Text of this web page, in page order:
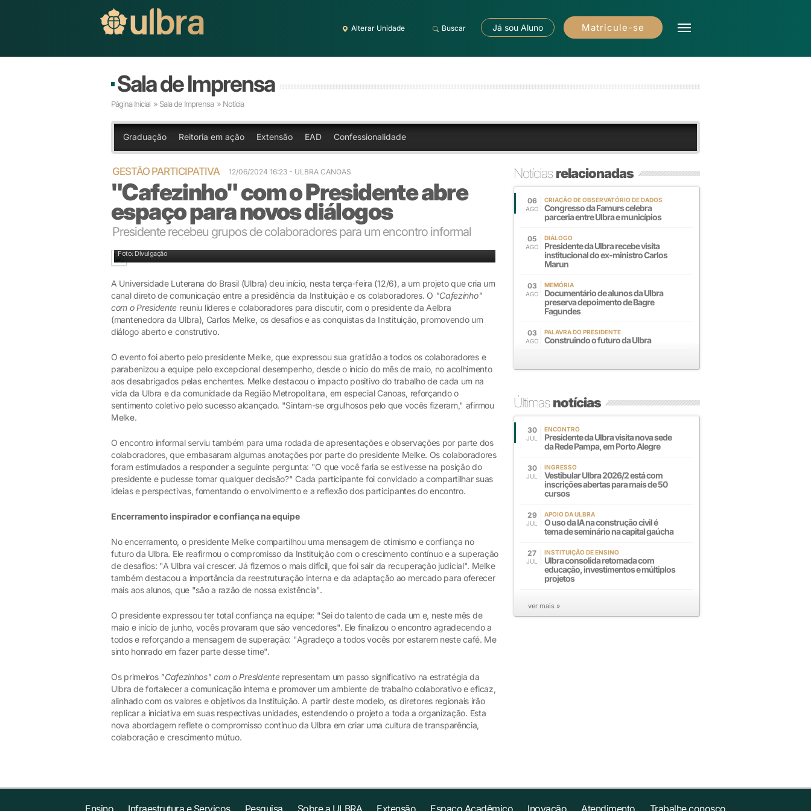
Alterar Unidade Buscar Já sou Aluno Matricule-se
Sala de Imprensa
Página Inicial » Sala de Imprensa » Notícia
Graduação Reitoria em ação Extensão EAD Confessionalidade
GESTÃO PARTICIPATIVA 12/06/2024 16:23 - ULBRA CANOAS
"Cafezinho" com o Presidente abre
espaço para novos diálogos
Presidente recebeu grupos de colaboradores para um encontro informal
Foto: Divulgação
A Universidade Luterana do Brasil (Ulbra) deu início, nesta terça-feira (12/6), a um projeto que cria um
canal direto de comunicação entre a presidência da Instituição e os colaboradores. O "Cafezinho"
com o Presidente reuniu líderes e colaboradores para discutir, com o presidente da Aelbra
(mantenedora da Ulbra), Carlos Melke, os desafios e as conquistas da Instituição, promovendo um
diálogo aberto e construtivo.
O evento foi aberto pelo presidente Melke, que expressou sua gratidão a todos os colaboradores e
parabenizou a equipe pelo excepcional desempenho, desde o início do mês de maio, no acolhimento
aos desabrigados pelas enchentes. Melke destacou o impacto positivo do trabalho de cada um na
vida da Ulbra e da comunidade da Região Metropolitana, em especial Canoas, reforçando o
sentimento coletivo pelo sucesso alcançado. "Sintam-se orgulhosos pelo que vocês fizeram," afirmou
Melke.
O encontro informal serviu também para uma rodada de apresentações e observações por parte dos
colaboradores, que embasaram algumas anotações por parte do presidente Melke. Os colaboradores
foram estimulados a responder a seguinte pergunta: "O que você faria se estivesse na posição do
presidente e pudesse tomar qualquer decisão?" Cada participante foi convidado a compartilhar suas
ideias e perspectivas, fomentando o envolvimento e a reflexão dos participantes do encontro.
Encerramento inspirador e confiança na equipe
No encerramento, o presidente Melke compartilhou uma mensagem de otimismo e confiança no
futuro da Ulbra. Ele reafirmou o compromisso da Instituição com o crescimento contínuo e a superação
de desafios: "A Ulbra vai crescer. Já fizemos o mais difícil, que foi sair da recuperação judicial". Melke
também destacou a importância da reestruturação interna e da adaptação ao mercado para oferecer
mais aos alunos, que "são a razão de nossa existência".
O presidente expressou ter total confiança na equipe: "Sei do talento de cada um e, neste mês de
maio e início de junho, vocês provaram que são vencedores". Ele finalizou o encontro agradecendo a
todos e reforçando a mensagem de superação: "Agradeço a todos vocês por estarem neste café. Me
sinto honrado em fazer parte desse time".
Os primeiros "Cafezinhos" com o Presidenterepresentam um passo significativo na estratégia da
Ulbra de fortalecer a comunicação interna e promover um ambiente de trabalho colaborativo e eficaz,
alinhado com os valores e objetivos da Instituição. A partir deste modelo, os diretores regionais irão
replicar a iniciativa em suas respectivas unidades, estendendo o projeto a toda a organização. Esta
nova abordagem reflete o compromisso contínuo da Ulbra em criar uma cultura de transparência,
colaboração e crescimento mútuo.
Notíciasrelacionadas
06
AGO
CRIAÇÃO DE OBSERVATÓRIO DE DADOS
Congresso da Famurs celebra
parceria entre Ulbra e municípios
05
AGO
DIÁLOGO
Presidente da Ulbra recebe visita
institucional do ex-ministro Carlos
Marun
03
AGO
MEMÓRIA
Documentário de alunos da Ulbra
preserva depoimento de Bagre
Fagundes
03
AGO
PALAVRA DO PRESIDENTE
Construindo o futuro da Ulbra
Últimasnotícias
30
JUL
ENCONTRO
Presidente da Ulbra visita nova sede
da Rede Pampa, em Porto Alegre
30
JUL
INGRESSO
Vestibular Ulbra 2026/2 está com
inscrições abertas para mais de 50
cursos
29
JUL
APOIO DA ULBRA
O uso da IA na construção civil é
tema de seminário na capital gaúcha
27
JUL
INSTITUIÇÃO DE ENSINO
Ulbra consolida retomada com
educação, investimentos e múltiplos
projetos
ver mais »
Ensino Infraestrutura e Serviços Pesquisa Sobre a ULBRA Extensão Espaço Acadêmico Inovação Atendimento Trabalhe conosco